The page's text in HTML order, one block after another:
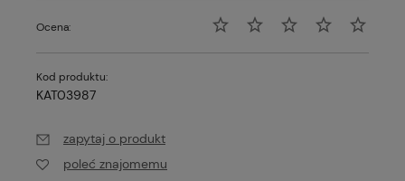
Ocena:
Kod produktu:
KAT03987
zapytaj o produkt
poleć znajomemu